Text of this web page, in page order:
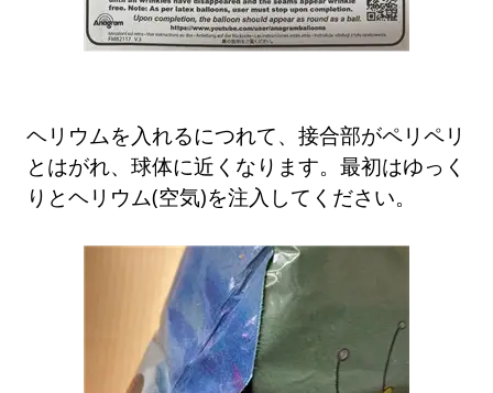
ヘリウムを入れるにつれて、接合部がペリペリ
とはがれ、球体に近くなります。最初はゆっく
りとヘリウム(空気)を注入してください。